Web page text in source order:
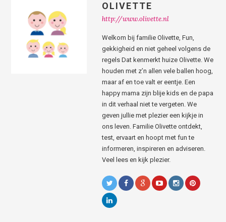
OLIVETTE
http://www.olivette.nl
Welkom bij familie Olivette, Fun,
gekkigheid en niet geheel volgens de
regels Dat kenmerkt huize Olivette. We
houden met z’n allen vele ballen hoog,
maar af en toe valt er eentje. Een
happy mama zijn blije kids en de papa
in dit verhaal niet te vergeten. We
geven jullie met plezier een kijkje in
ons leven. Familie Olivette ontdekt,
test, ervaart en hoopt met fun te
informeren, inspireren en adviseren.
Veel lees en kijk plezier.